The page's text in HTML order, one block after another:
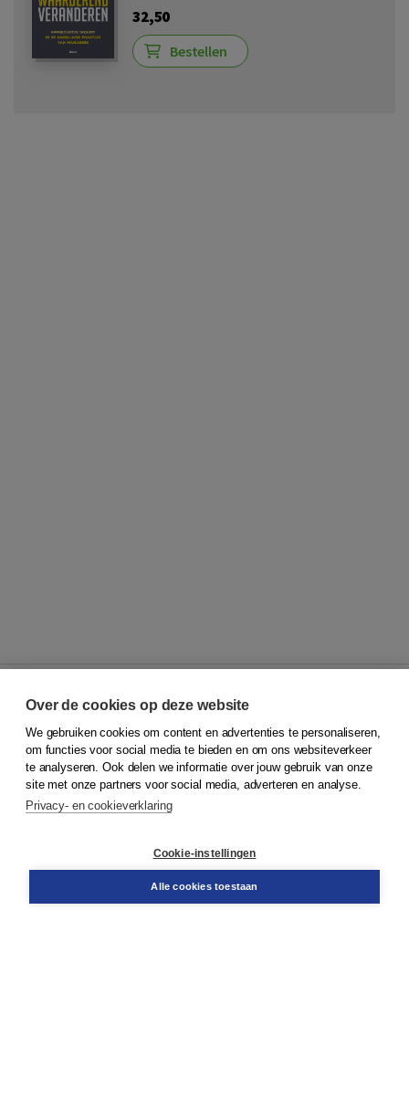
32,50
Bestellen
© 2026Koninklijke Boom uitgevers
Klantenservice
Service & informatie
Contact
Over de cookies op deze website
We gebruiken cookies om content en advertenties te personaliseren,
om functies voor social media te bieden en om ons websiteverkeer
te analyseren. Ook delen we informatie over jouw gebruik van onze
site met onze partners voor social media, adverteren en analyse.
Privacy- en cookieverklaring
Cookie-instellingen
Alle cookies toestaan